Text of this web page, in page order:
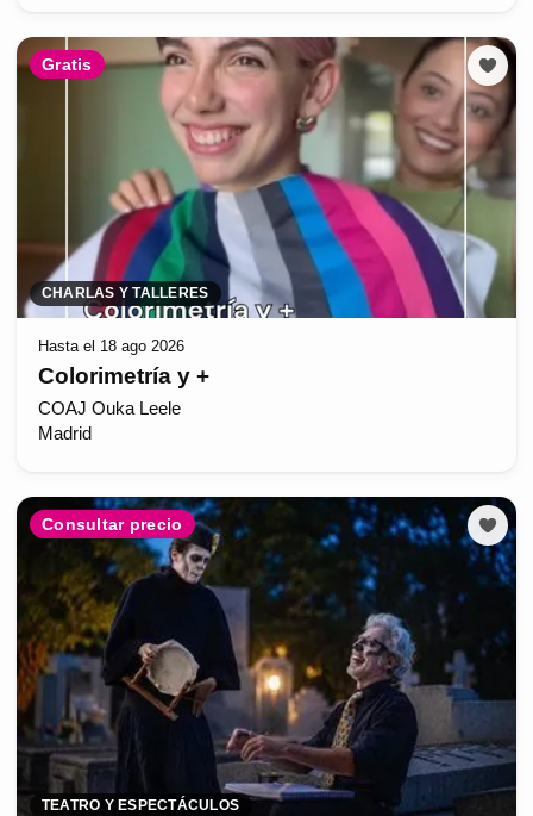
Gratis
CHARLAS Y TALLERES
Hasta el 18 ago 2026
Colorimetría y +
COAJ Ouka Leele
Madrid
Consultar precio
TEATRO Y ESPECTÁCULOS